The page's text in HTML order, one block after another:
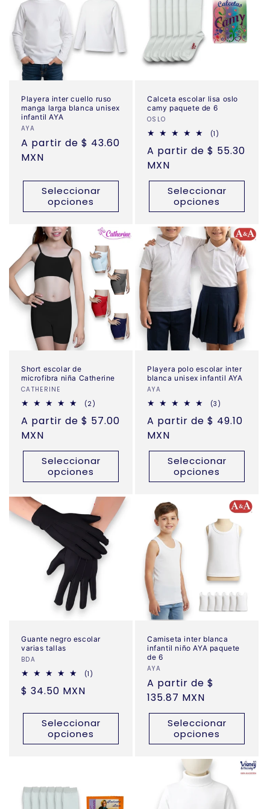
Playera inter cuello ruso
manga larga blanca unisex
infantil AYA
Proveedor:
AYA
Precio
habitual
A partir de $ 43.60
MXN
Seleccionar
opciones
Calceta escolar lisa oslo
camy paquete de 6
Proveedor:
OSLO
(1)
totales
Precio
habitual
A partir de $ 55.30
MXN
Seleccionar
opciones
Short escolar de
microfibra niña Catherine
Proveedor:
CATHERINE
(2)
totales
Precio
habitual
A partir de $ 57.00
MXN
Seleccionar
opciones
Playera polo escolar inter
blanca unisex infantil AYA
Proveedor:
AYA
(3)
totales
Precio
habitual
A partir de $ 49.10
MXN
Seleccionar
opciones
Guante negro escolar
varias tallas
Proveedor:
BDA
(1)
Precio
$ 34.50 MXN
Seleccionar
opciones
Camiseta inter blanca
infantil niño AYA paquete
de 6
Proveedor:
AYA
Precio
habitual
A partir de $
135.87 MXN
Seleccionar
opciones